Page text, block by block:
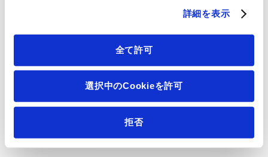
詳細を表示
全て許可
選択中のCookieを許可
拒否